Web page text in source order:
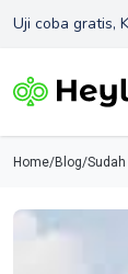
Uji coba gratis,
Home/Blog/